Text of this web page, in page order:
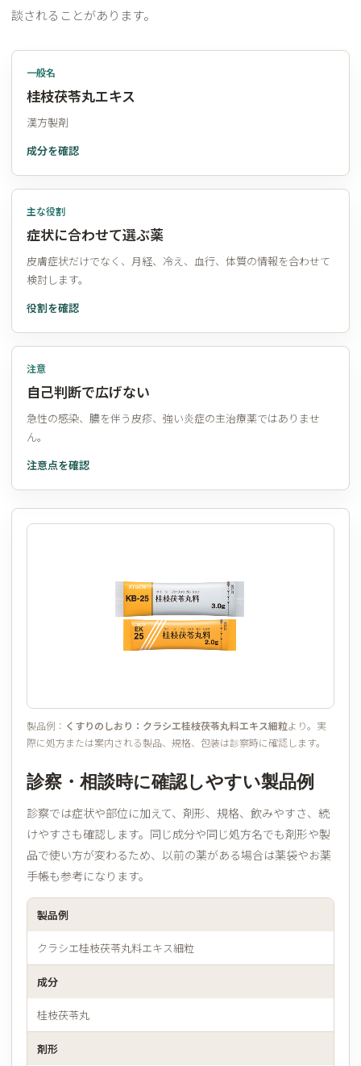
談されることがあります。
一般名
桂枝茯苓丸エキス
漢方製剤
成分を確認
主な役割
症状に合わせて選ぶ薬
皮膚症状だけでなく、月経、冷え、血行、体質の情報を合わせて
検討します。
役割を確認
注意
自己判断で広げない
急性の感染、膿を伴う皮疹、強い炎症の主治療薬ではありませ
ん。
注意点を確認
製品例： くすりのしおり：クラシエ桂枝茯苓丸料エキス細粒より。実
際に処方または案内される製品、規格、包装は診察時に確認します。
診察・相談時に確認しやすい製品例
診察では症状や部位に加えて、剤形、規格、飲みやすさ、続
けやすさも確認します。同じ成分や同じ処方名でも剤形や製
品で使い方が変わるため、以前の薬がある場合は薬袋やお薬
手帳も参考になります。
製品例
クラシエ桂枝茯苓丸料エキス細粒
成分
桂枝茯苓丸
剤形